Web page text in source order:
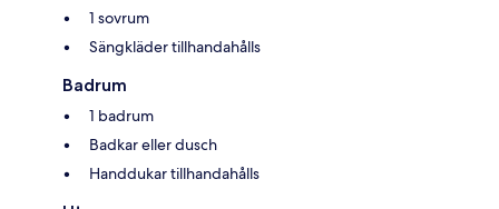
1 sovrum
Sängkläder tillhandahålls
Badrum
1 badrum
Badkar eller dusch
Handdukar tillhandahålls